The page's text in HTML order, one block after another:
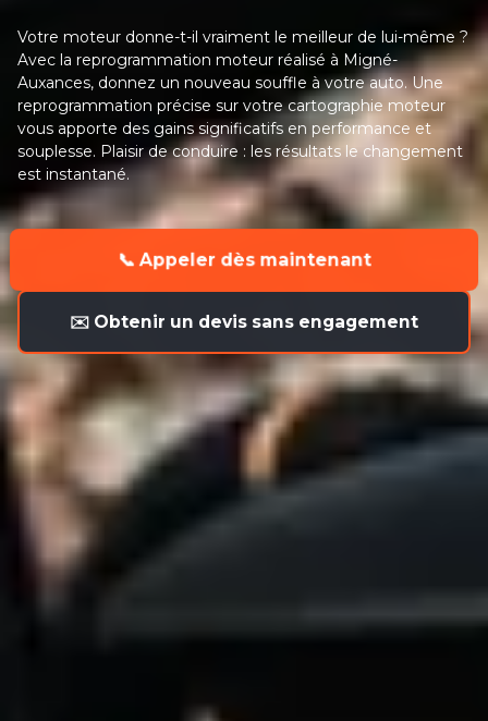
Votre moteur donne-t-il vraiment le meilleur de lui-même ?
Avec la reprogrammation moteur réalisé à Migné-
Auxances, donnez un nouveau souffle à votre auto. Une
reprogrammation précise sur votre cartographie moteur
vous apporte des gains significatifs en performance et
souplesse. Plaisir de conduire : les résultats le changement
est instantané.
📞 Appeler dès maintenant
✉️ Obtenir un devis sans engagement